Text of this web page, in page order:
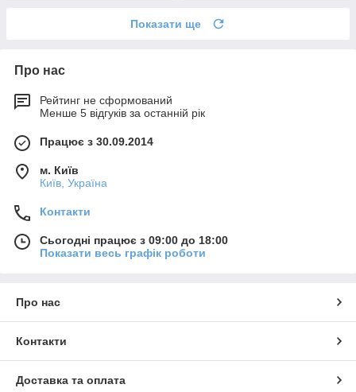
Показати ще
Про нас
Рейтинг не сформований
Менше 5 відгуків за останній рік
Працює з 30.09.2014
м. Київ
Київ, Україна
Контакти
Сьогодні працює з 09:00 до 18:00
Показати весь графік роботи
Про нас
Контакти
Доставка та оплата